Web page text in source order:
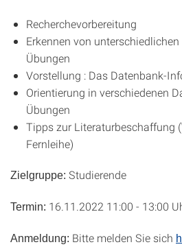
Recherchevorbereitung
Erkennen von
Übungen
Vorstellung : Das Datenbank-
Orientierung in verschiedenen
Übungen
Tipps zur Literaturbeschaffung
Fernleihe)
Zielgruppe: Studierende
Termin: 16.11.2022 11:00 - 13:00
Anmeldung: Bitte melden Sie sich